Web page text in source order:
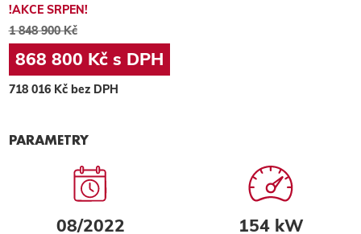
!AKCE SRPEN!
1 848 900 Kč
868 800 Kč s DPH
718 016 Kč bez DPH
PARAMETRY
08/2022 154 kW